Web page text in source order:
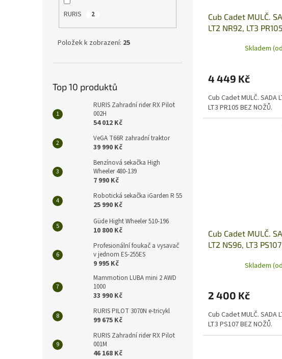
RURIS 2
Položek k zobrazení: 25
Top 10 produktů
RURIS Zahradní rider RX Pilot
002H
54 012 Kč
VeGA T66R zahradní traktor
39 990 Kč
Benzínová sekačka High
Wheeler 480-139
7 990 Kč
Robotická sekačka iGarden R 55
25 990 Kč
Güde Hight Wheeler 510-196
10 800 Kč
Profesionální foukač a vysavač
v jednom ES-255ES
9 995 Kč
Mammotion LUBA mini 2 AWD
1000
33 990 Kč
RURIS PILOT 3070N e-tricykl
99 675 Kč
RURIS Zahradní rider RX Pilot
001M
46 168 Kč
Cub Cadet MULČ.
LT2 NR92, LT3
Skladem
4 449 Kč
Cub Cadet MULČ. SADA
LT3 PR105 BEZ NOŽŮ.
Cub Cadet MULČ.
LT2 NS96, LT3
Skladem
2 400 Kč
Cub Cadet MULČ. SADA
LT3 PS107 BEZ NOŽŮ.